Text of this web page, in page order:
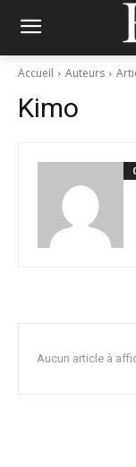
Accueil Auteurs
Kimo
Aucun article à